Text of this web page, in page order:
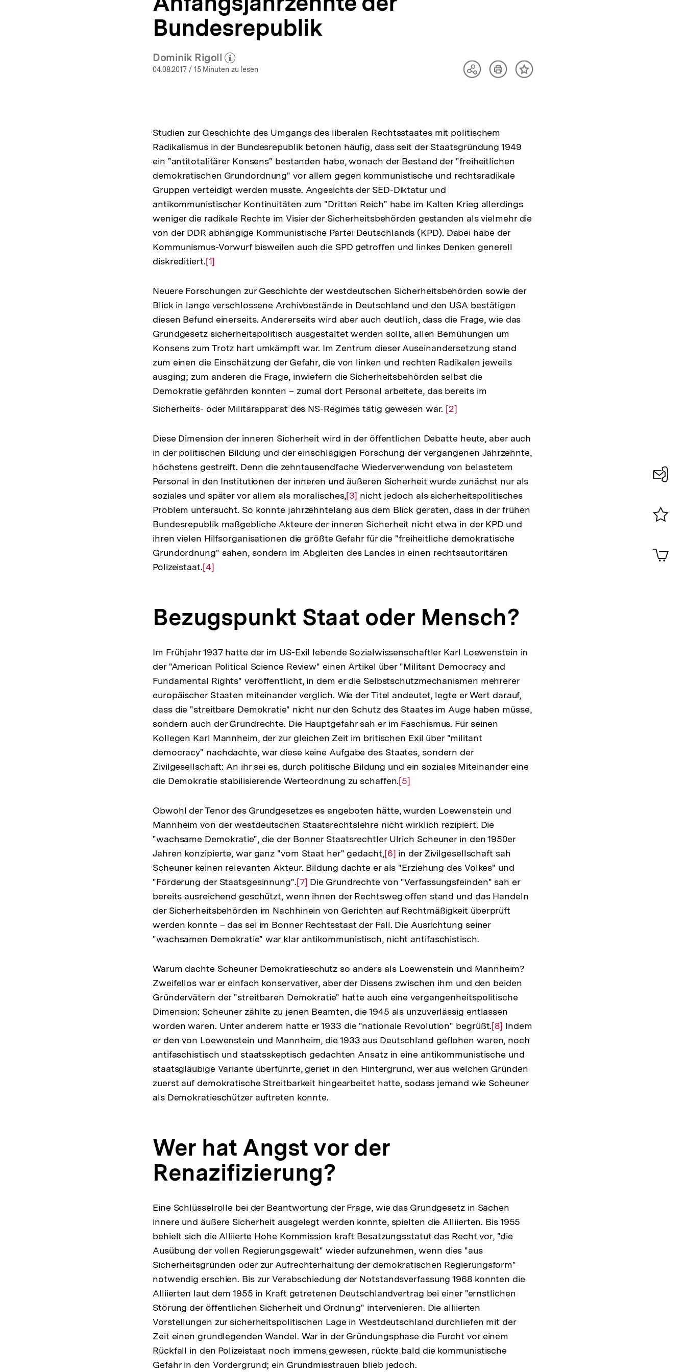
Bundesrepublik
Dominik Rigoll
(Mehr zum Autor)
öffnen
04.08.2017 / 15 Minuten zu lesen
TeilenArtikelInhalt
Studien zur Geschichte des Umgangs des liberalen Rechtsstaates mit politischem
Radikalismus in der Bundesrepublik betonen häufig, dass seit der Staatsgründung 1949
ein "antitotalitärer Konsens" bestanden habe, wonach der Bestand der "freiheitlichen
demokratischen Grundordnung" vor allem gegen kommunistische und rechtsradikale
Gruppen verteidigt werden musste. Angesichts der SED-Diktatur und
antikommunistischer Kontinuitäten zum "Dritten Reich" habe im Kalten Krieg allerdings
weniger die radikale Rechte im Visier der Sicherheitsbehörden gestanden als vielmehr die
von der DDR abhängige Kommunistische Partei Deutschlands (KPD). Dabei habe der
Kommunismus-Vorwurf bisweilen auch die SPD getroffen und linkes Denken generell
diskreditiert.Zur
der
Fußnote
[1]
Neuere Forschungen zur Geschichte der westdeutschen Sicherheitsbehörden sowie der
Blick in lange verschlossene Archivbestände in Deutschland und den USA bestätigen
diesen Befund einerseits. Andererseits wird aber auch deutlich, dass die Frage, wie das
Grundgesetz sicherheitspolitisch ausgestaltet werden sollte, allen Bemühungen um
Konsens zum Trotz hart umkämpft war. Im Zentrum dieser Auseinandersetzung stand
zum einen die Einschätzung der Gefahr, die von linken und rechten Radikalen jeweils
ausging; zum anderen die Frage, inwiefern die Sicherheitsbehörden selbst die
Demokratie gefährden konnten – zumal dort Personal arbeitete, das bereits im
Sicherheits- oder Militärapparat des NS-Regimes tätig gewesen war. Zur
der
[2]
Diese Dimension der inneren Sicherheit wird in der öffentlichen Debatte heute, aber auch
in der politischen Bildung und der einschlägigen Forschung der vergangenen Jahrzehnte,
höchstens gestreift. Denn die zehntausendfache Wiederverwendung von belastetem
Personal in den Institutionen der inneren und äußeren Sicherheit wurde zunächst nur als
soziales und später vor allem als moralisches,Zur
Auflösung
der
Fußnote
[3] nicht jedoch als sicherheitspolitisches
Problem untersucht. So konnte jahrzehntelang aus dem Blick geraten, dass in der frühen
Bundesrepublik maßgebliche Akteure der inneren Sicherheit nicht etwa in der KPD und
ihren vielen Hilfsorganisationen die größte Gefahr für die "freiheitliche demokratische
Grundordnung" sahen, sondern im Abgleiten des Landes in einen rechtsautoritären
Polizeistaat.Zur
[4]
Bezugspunkt Staat oder Mensch?
Im Frühjahr 1937 hatte der im US-Exil lebende Sozialwissenschaftler Karl Loewenstein in
der "American Political Science Review" einen Artikel über "Militant Democracy and
Fundamental Rights" veröffentlicht, in dem er die Selbstschutzmechanismen mehrerer
europäischer Staaten miteinander verglich. Wie der Titel andeutet, legte er Wert darauf,
dass die "streitbare Demokratie" nicht nur den Schutz des Staates im Auge haben müsse,
sondern auch der Grundrechte. Die Hauptgefahr sah er im Faschismus. Für seinen
Kollegen Karl Mannheim, der zur gleichen Zeit im britischen Exil über "militant
democracy" nachdachte, war diese keine Aufgabe des Staates, sondern der
Zivilgesellschaft: An ihr sei es, durch politische Bildung und ein soziales Miteinander eine
die Demokratie stabilisierende Werteordnung zu schaffen.Zur
der
Fußnote
[5]
Obwohl der Tenor des Grundgesetzes es angeboten hätte, wurden Loewenstein und
Mannheim von der westdeutschen Staatsrechtslehre nicht wirklich rezipiert. Die
"wachsame Demokratie", die der Bonner Staatsrechtler Ulrich Scheuner in den 1950er
Jahren konzipierte, war ganz "vom Staat her" gedacht,Zur
Auflösung
der
Fußnote
[6] in der Zivilgesellschaft sah
Scheuner keinen relevanten Akteur. Bildung dachte er als "Erziehung des Volkes" und
"Förderung der Staatsgesinnung".Zur
Auflösung
der
Fußnote
[7] Die Grundrechte von "Verfassungsfeinden" sah er
bereits ausreichend geschützt, wenn ihnen der Rechtsweg offen stand und das Handeln
der Sicherheitsbehörden im Nachhinein von Gerichten auf Rechtmäßigkeit überprüft
werden konnte – das sei im Bonner Rechtsstaat der Fall. Die Ausrichtung seiner
"wachsamen Demokratie" war klar antikommunistisch, nicht antifaschistisch.
Warum dachte Scheuner Demokratieschutz so anders als Loewenstein und Mannheim?
Zweifellos war er einfach konservativer, aber der Dissens zwischen ihm und den beiden
Gründervätern der "streitbaren Demokratie" hatte auch eine vergangenheitspolitische
Dimension: Scheuner zählte zu jenen Beamten, die 1945 als unzuverlässig entlassen
worden waren. Unter anderem hatte er 1933 die "nationale Revolution" begrüßt.Zur
Auflösung
der
Fußnote
[8] Indem
er den von Loewenstein und Mannheim, die 1933 aus Deutschland geflohen waren, noch
antifaschistisch und staatsskeptisch gedachten Ansatz in eine antikommunistische und
staatsgläubige Variante überführte, geriet in den Hintergrund, wer aus welchen Gründen
zuerst auf demokratische Streitbarkeit hingearbeitet hatte, sodass jemand wie Scheuner
als Demokratieschützer auftreten konnte.
Wer hat Angst vor der
Renazifizierung?
Eine Schlüsselrolle bei der Beantwortung der Frage, wie das Grundgesetz in Sachen
innere und äußere Sicherheit ausgelegt werden konnte, spielten die Alliierten. Bis 1955
behielt sich die Alliierte Hohe Kommission kraft Besatzungsstatut das Recht vor, "die
Ausübung der vollen Regierungsgewalt" wieder aufzunehmen, wenn dies "aus
Sicherheitsgründen oder zur Aufrechterhaltung der demokratischen Regierungsform"
notwendig erschien. Bis zur Verabschiedung der Notstandsverfassung 1968 konnten die
Alliierten laut dem 1955 in Kraft getretenen Deutschlandvertrag bei einer "ernstlichen
Störung der öffentlichen Sicherheit und Ordnung" intervenieren. Die alliierten
Vorstellungen zur sicherheitspolitischen Lage in Westdeutschland durchliefen mit der
Zeit einen grundlegenden Wandel. War in der Gründungsphase die Furcht vor einem
Rückfall in den Polizeistaat noch immens gewesen, rückte bald die kommunistische
Gefahr in den Vordergrund; ein Grundmisstrauen blieb jedoch.